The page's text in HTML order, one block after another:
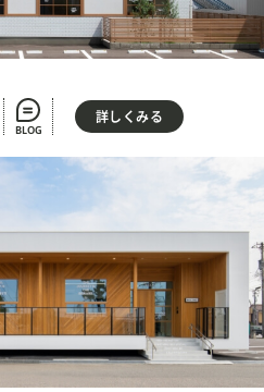
BLOG
詳しくみる